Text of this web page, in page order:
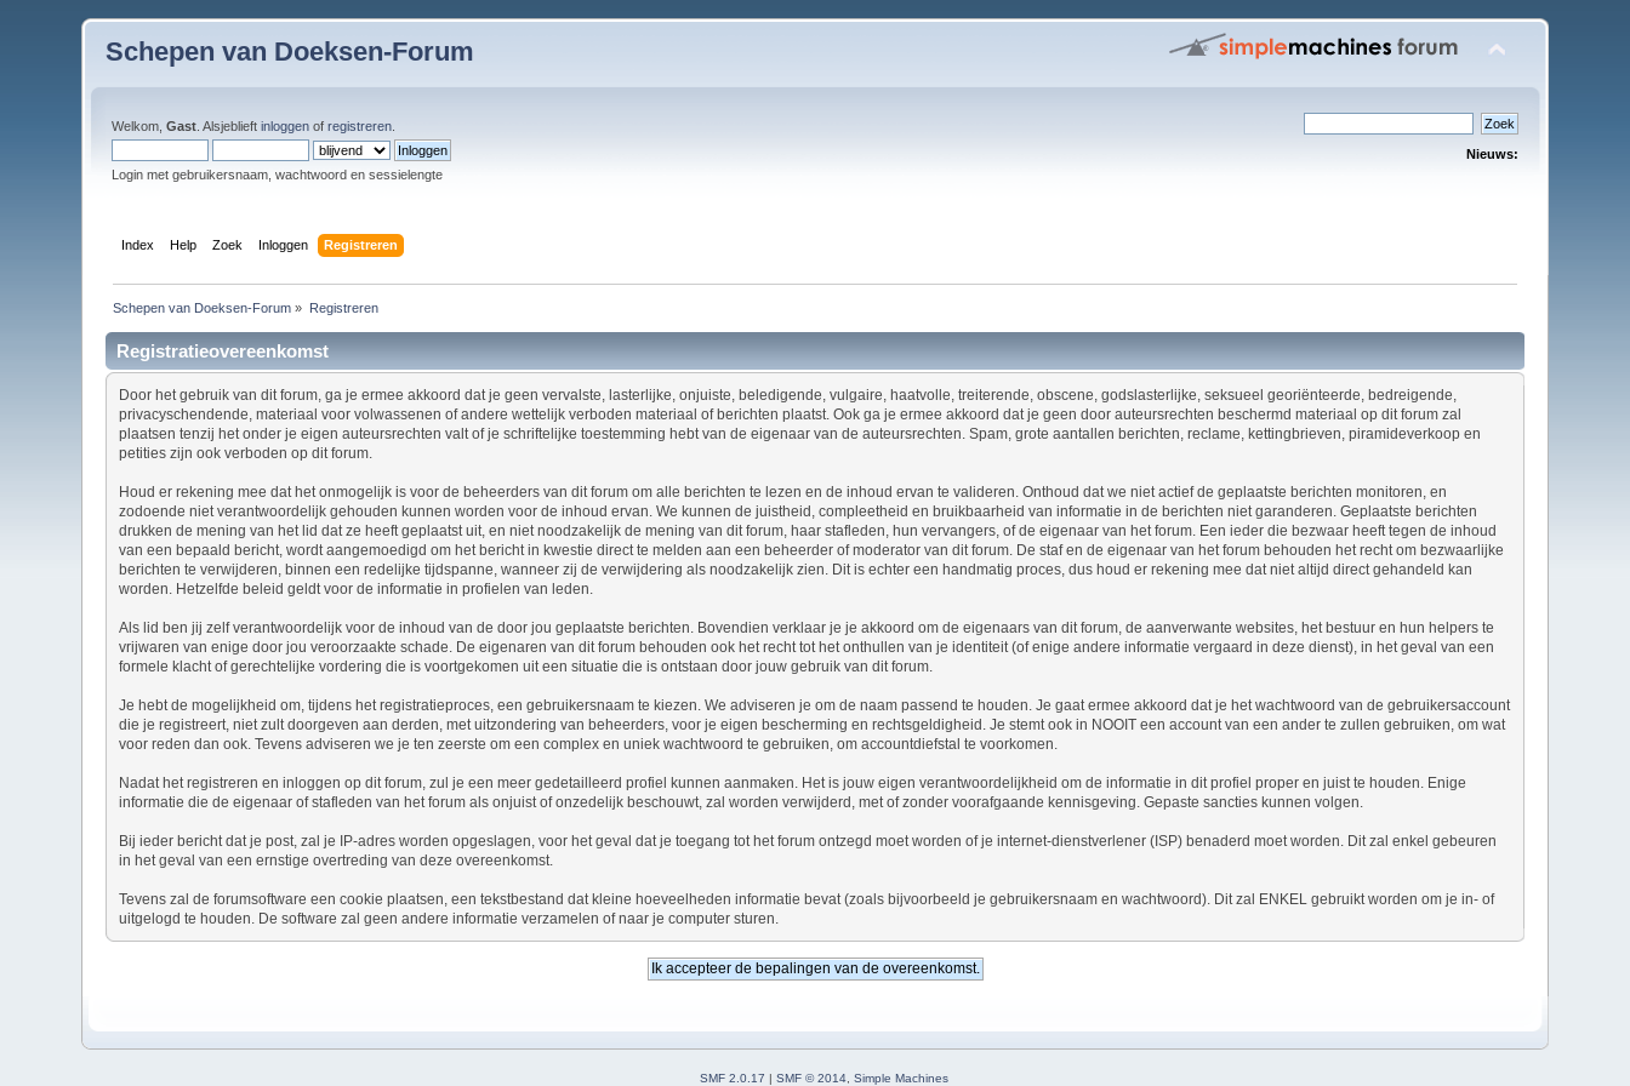
Schepen van Doeksen-Forum
Welkom,Gast . Alsjeblieftinloggen ofregistreren
Login met gebruikersnaam, wachtwoord en sessielengte
Nieuws:
Index Help Zoek Inloggen Registreren
Schepen van Doeksen-Forum » Registreren
Registratieovereenkomst
Door het gebruik van dit forum, ga je ermee akkoord dat je geen vervalste, lasterlijke, onjuiste, beledigende, vulgaire, haatvolle, treiterende, obscene, godslasterlijke, seksueel georiënteerde, bedreigende,
privacyschendende, materiaal voor volwassenen of andere wettelijk verboden materiaal of berichten plaatst. Ook ga je ermee akkoord dat je geen door auteursrechten beschermd materiaal op dit forum zal
plaatsen tenzij het onder je eigen auteursrechten valt of je schriftelijke toestemming hebt van de eigenaar van de auteursrechten. Spam, grote aantallen berichten, reclame, kettingbrieven, piramideverkoop en
petities zijn ook verboden op dit forum.
Houd er rekening mee dat het onmogelijk is voor de beheerders van dit forum om alle berichten te lezen en de inhoud ervan te valideren. Onthoud dat we niet actief de geplaatste berichten monitoren, en
zodoende niet verantwoordelijk gehouden kunnen worden voor de inhoud ervan. We kunnen de juistheid, compleetheid en bruikbaarheid van informatie in de berichten niet garanderen. Geplaatste berichten
drukken de mening van het lid dat ze heeft geplaatst uit, en niet noodzakelijk de mening van dit forum, haar stafleden, hun vervangers, of de eigenaar van het forum. Een ieder die bezwaar heeft tegen de inhoud
van een bepaald bericht, wordt aangemoedigd om het bericht in kwestie direct te melden aan een beheerder of moderator van dit forum. De staf en de eigenaar van het forum behouden het recht om bezwaarlijke
berichten te verwijderen, binnen een redelijke tijdspanne, wanneer zij de verwijdering als noodzakelijk zien. Dit is echter een handmatig proces, dus houd er rekening mee dat niet altijd direct gehandeld kan
worden. Hetzelfde beleid geldt voor de informatie in profielen van leden.
Als lid ben jij zelf verantwoordelijk voor de inhoud van de door jou geplaatste berichten. Bovendien verklaar je je akkoord om de eigenaars van dit forum, de aanverwante websites, het bestuur en hun helpers te
vrijwaren van enige door jou veroorzaakte schade. De eigenaren van dit forum behouden ook het recht tot het onthullen van je identiteit (of enige andere informatie vergaard in deze dienst), in het geval van een
formele klacht of gerechtelijke vordering die is voortgekomen uit een situatie die is ontstaan door jouw gebruik van dit forum.
Je hebt de mogelijkheid om, tijdens het registratieproces, een gebruikersnaam te kiezen. We adviseren je om de naam passend te houden. Je gaat ermee akkoord dat je het wachtwoord van de gebruikersaccount
die je registreert, niet zult doorgeven aan derden, met uitzondering van beheerders, voor je eigen bescherming en rechtsgeldigheid. Je stemt ook in NOOIT een account van een ander te zullen gebruiken, om wat
voor reden dan ook. Tevens adviseren we je ten zeerste om een complex en uniek wachtwoord te gebruiken, om accountdiefstal te voorkomen.
Nadat het registreren en inloggen op dit forum, zul je een meer gedetailleerd profiel kunnen aanmaken. Het is jouw eigen verantwoordelijkheid om de informatie in dit profiel proper en juist te houden. Enige
informatie die de eigenaar of stafleden van het forum als onjuist of onzedelijk beschouwt, zal worden verwijderd, met of zonder voorafgaande kennisgeving. Gepaste sancties kunnen volgen.
Bij ieder bericht dat je post, zal je IP-adres worden opgeslagen, voor het geval dat je toegang tot het forum ontzegd moet worden of je internet-dienstverlener (ISP) benaderd moet worden. Dit zal enkel gebeuren
in het geval van een ernstige overtreding van deze overeenkomst.
Tevens zal de forumsoftware een cookie plaatsen, een tekstbestand dat kleine hoeveelheden informatie bevat (zoals bijvoorbeeld je gebruikersnaam en wachtwoord). Dit zal ENKEL gebruikt worden om je in- of
uitgelogd te houden. De software zal geen andere informatie verzamelen of naar je computer sturen.
SMF 2.0.17 | SMF © 2014 Simple Machines